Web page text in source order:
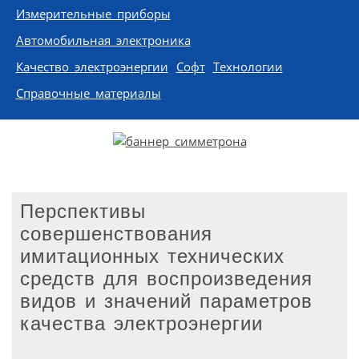
Измерительные приборы
Автомобильная электроника
Качество электроэнергии Софт Технологии
Справочные материалы
Перспективы
совершенствования
имитационных технических
средств для воспроизведения
видов и значений параметров
качества электроэнергии